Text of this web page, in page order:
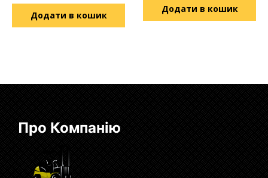
Додати в кошик
Додати в кошик
Про Компанію